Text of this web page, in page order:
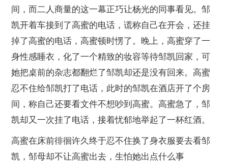
间，而二人商量的这一幕正巧让杨光的同事看见。邹
凯开着车接到了高蜜的电话，谎称自己在开会，还挂
掉了高蜜的电话，高蜜顿时愣了。晚上，高蜜穿了一
身性感睡衣，化了一个精致的妆容等待邹凯回家，可
她把桌前的杂志都翻烂了邹凯却还是没有回来。高蜜
忍不住给邹凯打了电话，此时的邹凯在酒店开了个房
间，称自己还要看文件不想吵到高蜜。高蜜急了，邹
凯却又一次挂了电话，接着忧郁地举起了一杯红酒。
高蜜在床前徘徊许久终于忍不住换了身衣服要去看邹
凯，邹母却不让高蜜出去，生怕她出点什么事